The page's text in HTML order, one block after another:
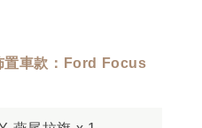
置車款：Ford Focus